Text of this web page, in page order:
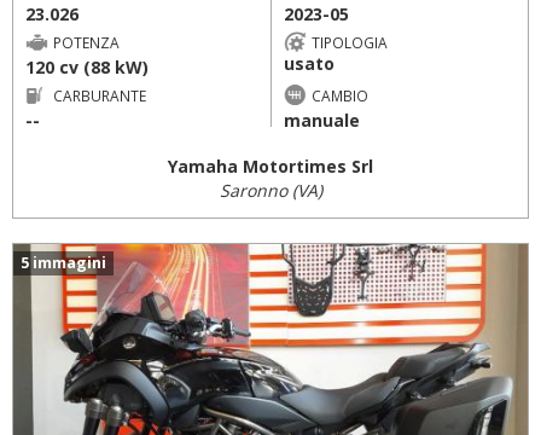
23.026 2023-05
POTENZA
120 cv (88 kW)
TIPOLOGIA
usato
CARBURANTE
--
CAMBIO
manuale
Yamaha Motortimes Srl
Saronno (VA)
5 immagini